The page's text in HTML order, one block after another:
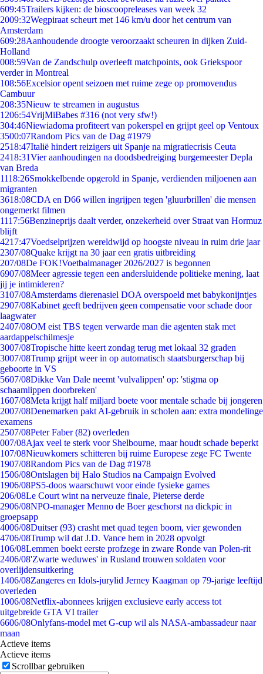
609:45Trailers kijken: de bioscoopreleases van week 32
2009:32Wegpiraat scheurt met 146 km/u door het centrum van
Amsterdam
609:28Aanhoudende droogte veroorzaakt scheuren in dijken Zuid-
Holland
008:59Van de Zandschulp overleeft matchpoints, ook Griekspoor
verder in Montreal
108:56Excelsior opent seizoen met ruime zege op promovendus
Cambuur
208:35Nieuw te streamen in augustus
1206:54VrijMiBabes #316 (not very sfw!)
304:46Niewiadoma profiteert van pokerspel en grijpt geel op Ventoux
3500:07Random Pics van de Dag #1979
2518:47Italië hindert reizigers uit Spanje na migratiecrisis Ceuta
2418:31Vier aanhoudingen na doodsbedreiging burgemeester Depla
van Breda
1118:26Smokkelbende opgerold in Spanje, verdienden miljoenen aan
migranten
3618:08CDA en D66 willen ingrijpen tegen 'gluurbrillen' die mensen
ongemerkt filmen
1117:56Benzineprijs daalt verder, onzekerheid over Straat van Hormuz
blijft
4217:47Voedselprijzen wereldwijd op hoogste niveau in ruim drie jaar
2307/08Quake krijgt na 30 jaar een gratis uitbreiding
207/08De FOK!Voetbalmanager 2026/2027 is begonnen
6907/08Meer agressie tegen een andersluidende politieke mening, laat
jij je intimideren?
3107/08Amsterdams dierenasiel DOA overspoeld met babykonijntjes
2907/08Kabinet geeft bedrijven geen compensatie voor schade door
laagwater
2407/08OM eist TBS tegen verwarde man die agenten stak met
aardappelschilmesje
3007/08Tropische hitte keert zondag terug met lokaal 32 graden
3007/08Trump grijpt weer in op automatisch staatsburgerschap bij
geboorte in VS
5607/08Dikke Van Dale neemt 'vulvalippen' op: 'stigma op
schaamlippen doorbreken'
1607/08Meta krijgt half miljard boete voor mentale schade bij jongeren
2007/08Denemarken pakt AI-gebruik in scholen aan: extra mondelinge
examens
2507/08Peter Faber (82) overleden
007/08Ajax veel te sterk voor Shelbourne, maar houdt schade beperkt
107/08Nieuwkomers schitteren bij ruime Europese zege FC Twente
1907/08Random Pics van de Dag #1978
1506/08Ontslagen bij Halo Studios na Campaign Evolved
1906/08PS5-doos waarschuwt voor einde fysieke games
206/08Le Court wint na nerveuze finale, Pieterse derde
2906/08NPO-manager Menno de Boer geschorst na dickpic in
groepsapp
4006/08Duitser (93) crasht met quad tegen boom, vier gewonden
4706/08Trump wil dat J.D. Vance hem in 2028 opvolgt
106/08Lemmen boekt eerste profzege in zware Ronde van Polen-rit
2406/08'Zwarte weduwes' in Rusland trouwen soldaten voor
overlijdensuitkering
1406/08Zangeres en Idols-jurylid Jerney Kaagman op 79-jarige leeftijd
overleden
1006/08Netflix-abonnees krijgen exclusieve early access tot
uitgebreide GTA VI trailer
6606/08Onlyfans-model met G-cup wil als NASA-ambassadeur naar
maan
Actieve items
Actieve items
Scrollbar gebruiken